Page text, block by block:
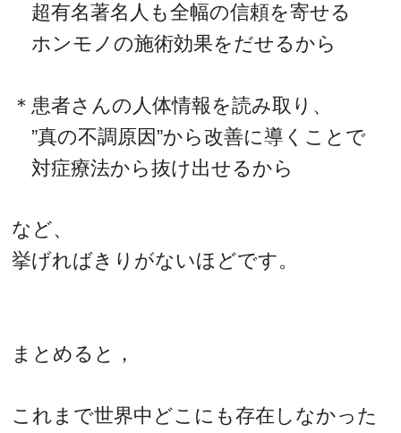
超有名著名人も全幅の信頼を寄せる
ホンモノの施術効果をだせるから
＊患者さんの人体情報を読み取り、
”真の不調原因”から改善に導くことで
対症療法から抜け出せるから
など、
挙げればきりがないほどです。
まとめると，
これまで世界中どこにも存在しなかった